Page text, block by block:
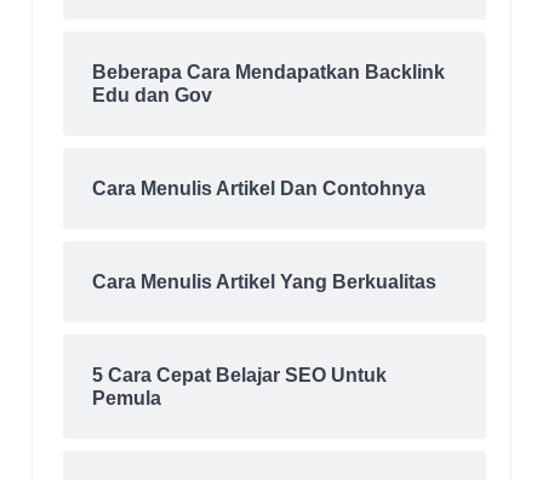
Beberapa Cara Mendapatkan Backlink
Edu dan Gov
Cara Menulis Artikel Dan Contohnya
Cara Menulis Artikel Yang Berkualitas
5 Cara Cepat Belajar SEO Untuk
Pemula